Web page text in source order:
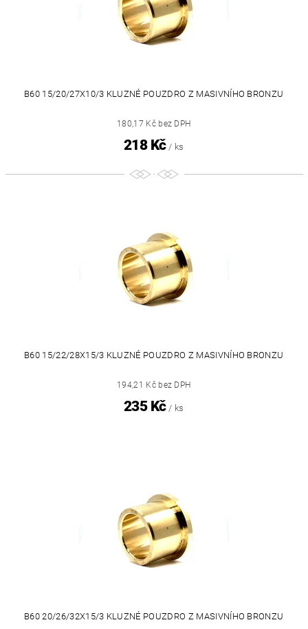
B60 15/20/27X10/3 KLUZNÉ POUZDRO Z MASIVNÍHO BRONZU
180,17 Kč bez DPH
218 Kč / ks
B60 15/22/28X15/3 KLUZNÉ POUZDRO Z MASIVNÍHO BRONZU
194,21 Kč bez DPH
235 Kč / ks
B60 20/26/32X15/3 KLUZNÉ POUZDRO Z MASIVNÍHO BRONZU